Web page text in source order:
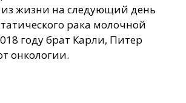
жизни на следующий день
рака молочной
году брат Карли, Питер
онкологии.